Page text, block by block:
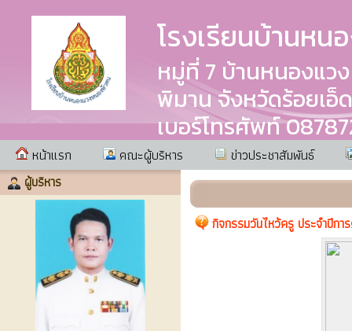
โรงเรียนบ้านห
หมู่ที่ 7 บ้านหนองแว
พิมาน จังหวัดร้อยเอ็
เบอร์โทรศัพท์
หน้าแรก คณะผู้บริหาร ข่าวประชาสัมพันธ์
ผู้บริหาร
กิจกรรมวันไหว้ครู ประจำปีกา